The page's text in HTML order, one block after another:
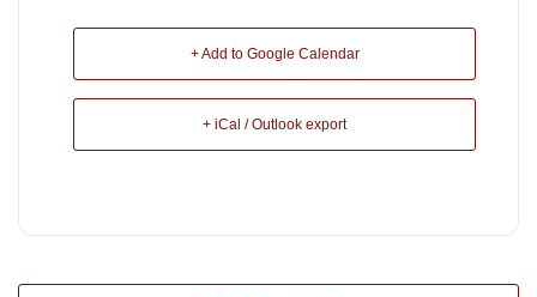
+ Add to Google Calendar
+ iCal / Outlook export